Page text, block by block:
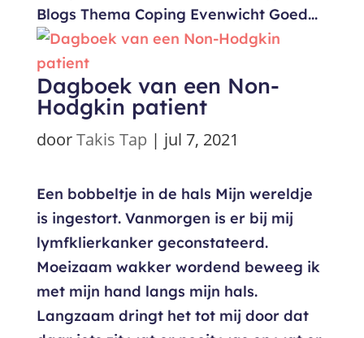
Blogs Thema Coping Evenwicht Goed...
Dagboek van een Non-
Hodgkin patient
doorTakis Tap | jul 7, 2021
Een bobbeltje in de hals Mijn wereldje
is ingestort. Vanmorgen is er bij mij
lymfklierkanker geconstateerd.
Moeizaam wakker wordend beweeg ik
met mijn hand langs mijn hals.
Langzaam dringt het tot mij door dat